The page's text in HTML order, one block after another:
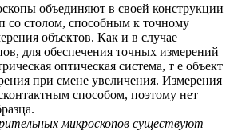
объединяют в своей конструкции
со столом, способным к точному
объектов. Как и в случае
для обеспечения точных измерений
оптическая система, т е объект
при смене увеличения. Измерения
способом, поэтому нет
микроскопов существуют